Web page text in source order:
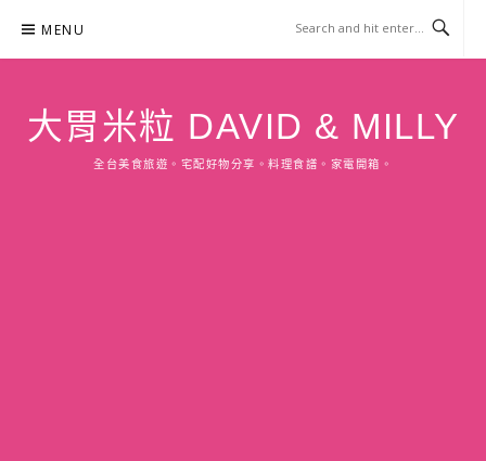
content
MENU
大胃米粒 DAVID & MILLY
全台美食旅遊。宅配好物分享。料理食譜。家電開箱。